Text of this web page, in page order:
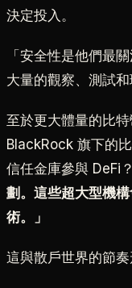
決定投入。
「安全性是他們最
大量的觀察、測試和
至於更大體量的比
BlackRock 旗下的
信任金庫參與 DeFi
劃。這些超大型機
術。」
這與散戶世界的節奏